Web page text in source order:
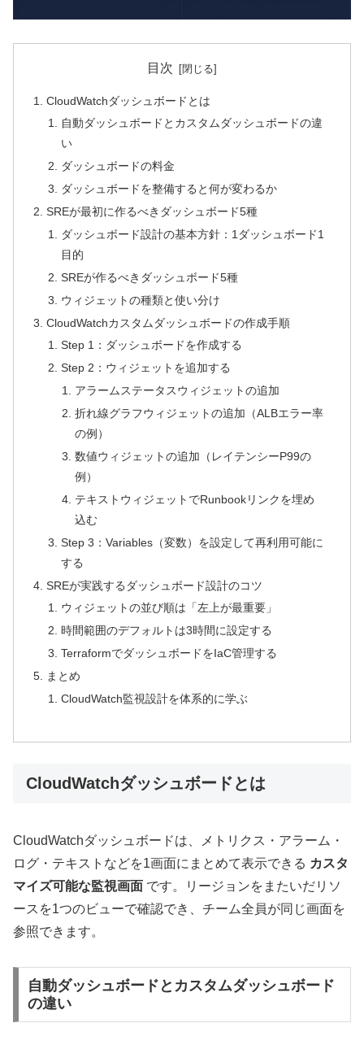
目次
CloudWatchダッシュボードとは
自動ダッシュボードとカスタムダッシュボードの違
い
ダッシュボードの料金
ダッシュボードを整備すると何が変わるか
SREが最初に作るべきダッシュボード5種
ダッシュボード設計の基本方針：1ダッシュボード1
目的
SREが作るべきダッシュボード5種
ウィジェットの種類と使い分け
CloudWatchカスタムダッシュボードの作成手順
Step 1：ダッシュボードを作成する
Step 2：ウィジェットを追加する
アラームステータスウィジェットの追加
折れ線グラフウィジェットの追加（ALBエラー率
の例）
数値ウィジェットの追加（レイテンシーP99の
例）
テキストウィジェットでRunbookリンクを埋め
込む
Step 3：Variables（変数）を設定して再利用可能に
する
SREが実践するダッシュボード設計のコツ
ウィジェットの並び順は「左上が最重要」
時間範囲のデフォルトは3時間に設定する
TerraformでダッシュボードをIaC管理する
まとめ
CloudWatch監視設計を体系的に学ぶ
CloudWatchダッシュボードとは
CloudWatchダッシュボードは、メトリクス・アラーム・
ログ・テキストなどを1画面にまとめて表示できる カスタ
マイズ可能な監視画面 です。リージョンをまたいだリソ
ースを1つのビューで確認でき、チーム全員が同じ画面を
参照できます。
自動ダッシュボードとカスタムダッシュボード
の違い